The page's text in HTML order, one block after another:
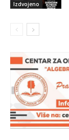
Izdvojeno